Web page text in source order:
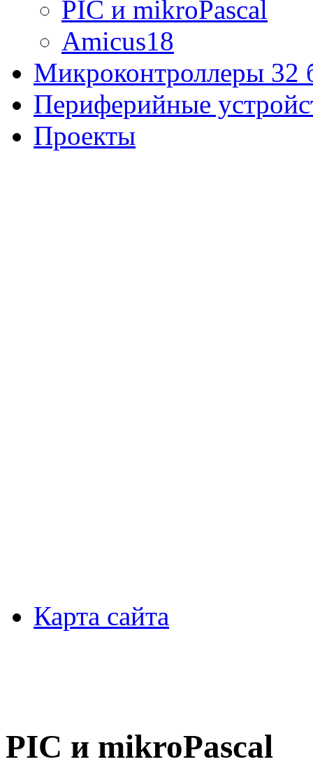
PIC и mikroPascal
Amicus18
Микроконтроллеры 32
Периферийные
Проекты
Карта сайта
PIC и mikroPascal